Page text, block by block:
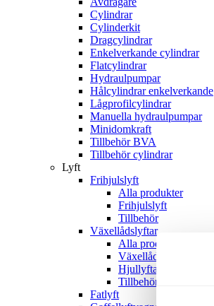
Cylindrar
Cylinderkit
Dragcylindrar
Enkelverkande cylindrar
Flatcylindrar
Hydraulpumpar
Hålcylindrar enkelverkande
Lågprofilcylindrar
Manuella hydraulpumpar
Minidomkraft
Tillbehör BVA
Tillbehör cylindrar
Lyft
Frihjulslyft
Alla produkter
Frihjulslyft
Tillbehör
Växellådslyftar
Alla produkter
Växellådslyftar
Hjullyftar
Tillbehör
Fatlyft